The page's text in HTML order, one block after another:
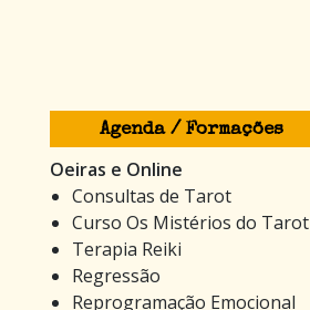
Agenda / Formações
Oeiras e Online
Consultas de Tarot
Curso Os Mistérios do Tarot
Terapia Reiki
Regressão
Reprogramação Emocional